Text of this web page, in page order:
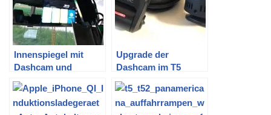
Innenspiegel mit
Dashcam und
Rückfahrkamera in
den T5 Multivan
bauen
Upgrade der
Dashcam im T5
durch eine Vantrue
S1 Dual